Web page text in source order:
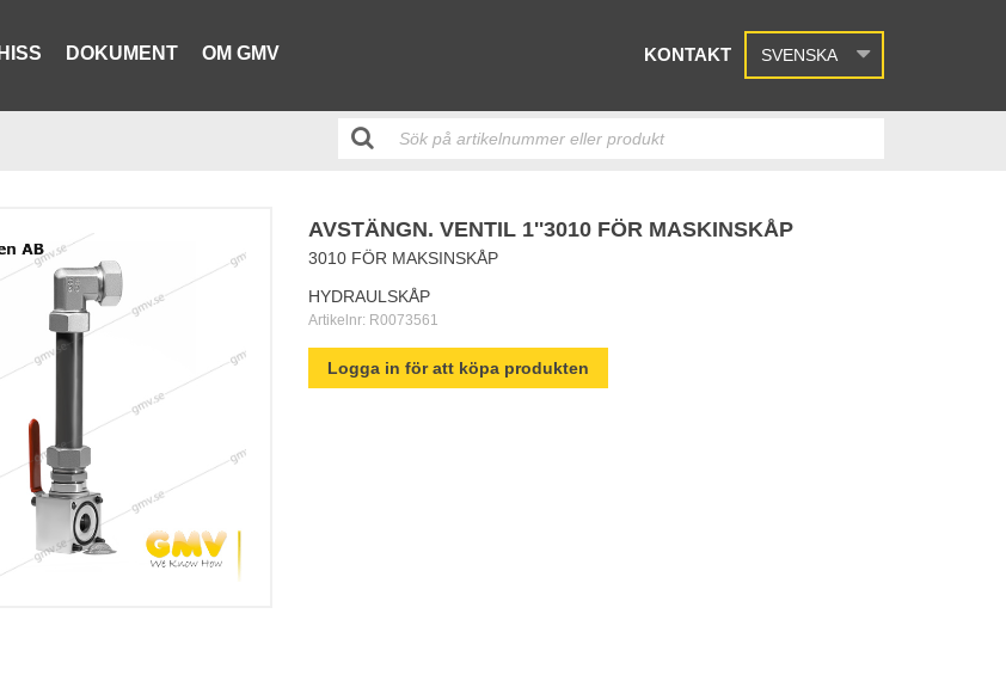
DOKUMENT OM GMV KONTAKT SVENSKA
AVSTÄNGN. VENTIL 1''3010 FÖR MASKINSKÅP
3010 FÖR MAKSINSKÅP
HYDRAULSKÅP
Artikelnr: R0073561
Logga in för att köpa produkten